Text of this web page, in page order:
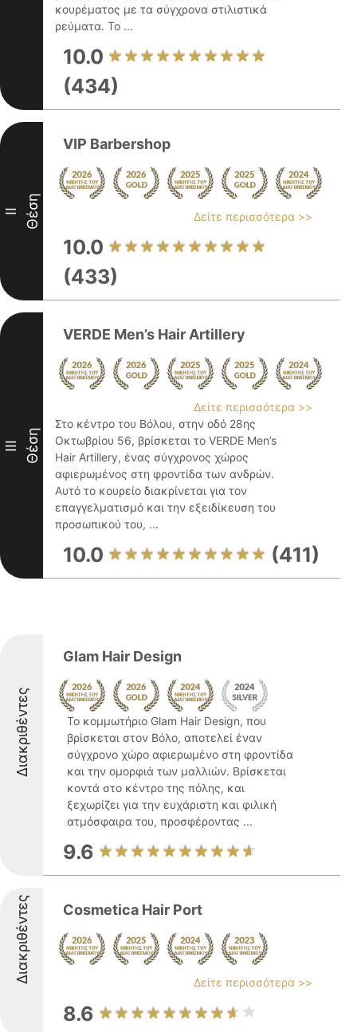
κουρέματος με τα σύγχρονα στιλιστικά
ρεύματα. Το ...
10.0
(434)
II Θέση
VIP Barbershop
Δείτε περισσότερα >>
10.0
(433)
III Θέση
VERDE Men’s Hair Artillery
Δείτε περισσότερα >>
Στο κέντρο του Βόλου, στην οδό 28ης
Οκτωβρίου 56, βρίσκεται το VERDE Men’s
Hair Artillery, ένας σύγχρονος χώρος
αφιερωμένος στη φροντίδα των ανδρών.
Αυτό το κουρείο διακρίνεται για τον
επαγγελματισμό και την εξειδίκευση του
προσωπικού του, ...
10.0 (411)
Διακριθέντες
Glam Hair Design
Το κομμωτήριο Glam Hair Design, που
βρίσκεται στον Βόλο, αποτελεί έναν
σύγχρονο χώρο αφιερωμένο στη φροντίδα
και την ομορφιά των μαλλιών. Βρίσκεται
κοντά στο κέντρο της πόλης, και
ξεχωρίζει για την ευχάριστη και φιλική
ατμόσφαιρα του, προσφέροντας ...
9.6
Διακριθέντες Cosmetica Hair Port
Δείτε περισσότερα >>
8.6